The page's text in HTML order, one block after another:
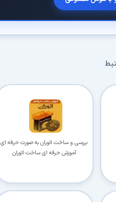
بررسی و ساخت اتوران به صورت حرفه ای
آموزش حرفه ای ساخت اتوران